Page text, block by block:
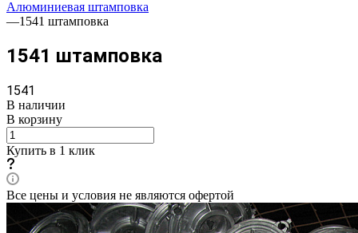
Алюминиевая штамповка
—1541 штамповка
1541 штамповка
1541
В наличии
В корзину
Купить в 1 клик
Все цены и условия не являются офертой